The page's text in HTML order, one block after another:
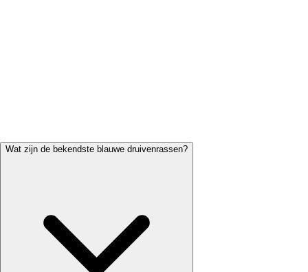
Wat zijn de bekendste blauwe druivenrassen?